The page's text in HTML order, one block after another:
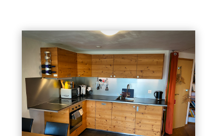
bain à disposition).
Un lit pliant pour bébé et un sac à dos de randonnée
pour porter les jeunes enfants peuvent vous être
fournis. Divers accessoires pour la cuisine sont
également disponibles sur demande (four à raclette,
four à raclonette, set à fondue,…).
La TV n’est pas câblée, mais permet de visionner des
DVD mis à disposition ou emportés par vos soins, ou
d’y brancher un autre support multimédia.